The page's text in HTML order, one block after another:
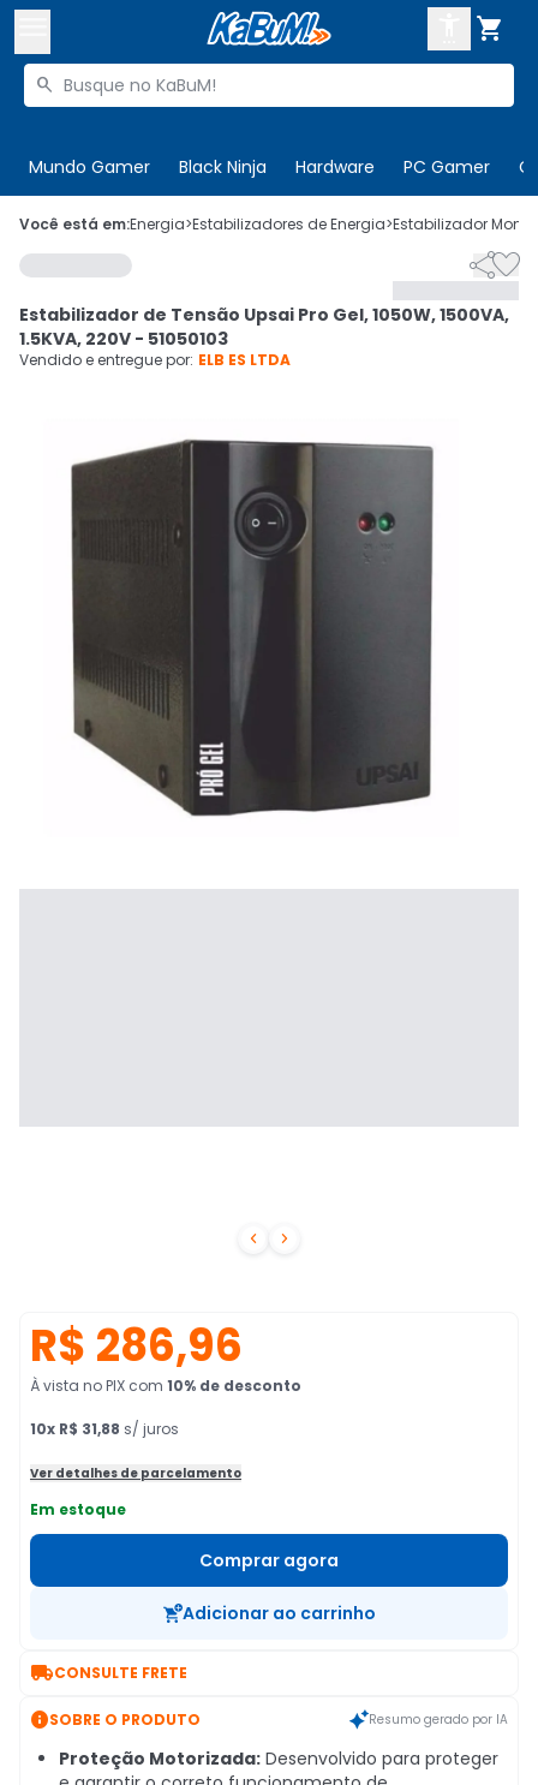

Buscar produtos

Mundo Gamer Black Ninja Hardware PC Gamer
 Olá. Acesse sua conta
 Departamentos
Cupons
Ativar tradutor em libras
CADASTRE-SE
Você está em:Energia>Estabilizadores de Energia>Estabilizador Mono
 

Estabilizador de Tensão Upsai Pro Gel, 1050W, 1500VA,
1.5KVA, 220V - 51050103
Vendido e entregue por: ELB ES LTDA
R$ 286,96
À vista no PIX com 10% de desconto
10x R$ 31,88 s/ juros
Ver detalhes de parcelamento
Em estoque
Comprar agora
Adicionar ao carrinho
CONSULTE FRETE
SOBRE O PRODUTO Resumo gerado por IA
Proteção Motorizada: Desenvolvido para proteger